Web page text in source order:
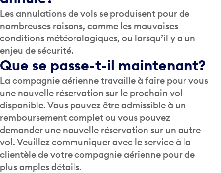
Les annulations de vols se produisent pour de
nombreuses raisons, comme les mauvaises
conditions météorologiques, ou lorsqu’il y a un
enjeu de sécurité.
Que se passe-t-il maintenant?
La compagnie aérienne travaille à faire pour vous
une nouvelle réservation sur le prochain vol
disponible. Vous pouvez être admissible à un
remboursement complet ou vous pouvez
demander une nouvelle réservation sur un autre
vol. Veuillez communiquer avec le service à la
clientèle de votre compagnie aérienne pour de
plus amples détails.